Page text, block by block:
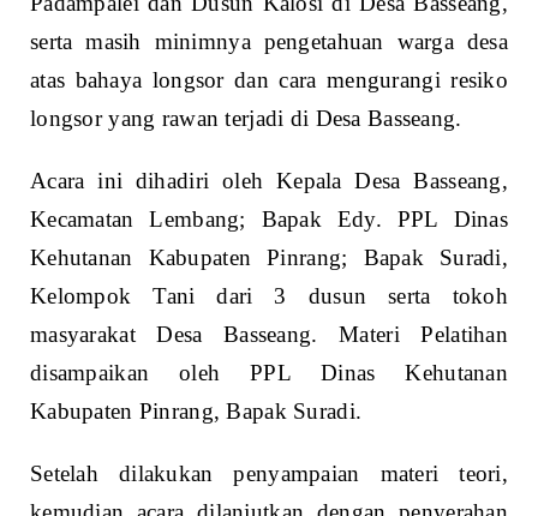
serta masih minimnya pengetahuan warga desa
atas bahaya longsor dan cara mengurangi resiko
longsor yang rawan terjadi di Desa Basseang.
Acara ini dihadiri oleh Kepala Desa Basseang,
Kecamatan Lembang; Bapak Edy. PPL Dinas
Kehutanan Kabupaten Pinrang; Bapak Suradi,
Kelompok Tani dari 3 dusun serta tokoh
masyarakat Desa Basseang. Materi Pelatihan
disampaikan oleh PPL Dinas Kehutanan
Kabupaten Pinrang, Bapak Suradi.
Setelah dilakukan penyampaian materi teori,